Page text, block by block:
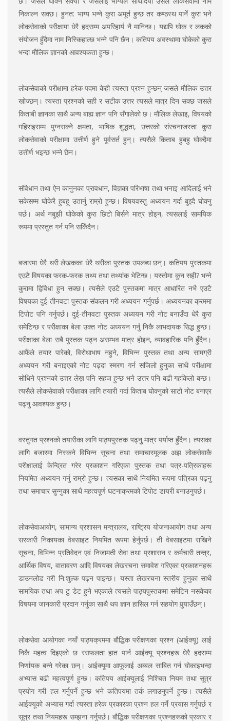
निकाल्न सक्छ। हुनत: भाग्य भन्ने कुरा अमूर्त हुन्छ तर कण्ठस्थ पार्ने कुरा भने
लोकसेवाको परीक्षामा धेरै हदसम्म अपरिहार्य नै मानिन्छ। यद्यपि घोक र लकको
संयोजन हुँदैमा नाम निस्किहाल्छ भन्ने पनि छैन। कतिपय अवस्थामा घोकेको कुरा
भन्दा मौलिक ज्ञानको आवश्यकता हुन्छ।
लोकसेवाको परीक्षामा हरेक पदमा केही त्यस्ता प्रश्न हुन्छन् जसले मौलिक उत्तर
खोज्छन्। त्यस्ता प्रश्नको सही र सटीक उत्तर त्यसले मात्र दिन सक्छ जसले
किताबी ज्ञानका साथै अन्य बाह्य ज्ञान पनि सँगालेको छ। मौलिक लेखाइ, विषयको
गहिराइसम्म पुग्नसक्ने क्षमता, भाषिक शुद्धता, उत्तरको संरचनाजस्ता कुरा
लोकसेवाको परीक्षामा उत्तीर्ण हुने पूर्वसर्त हुन्। त्यसैले किताब हुबहु घोक्दैमा
उत्तीर्ण भइन्छ भन्ने छैन।
संविधान तथा ऐन कानुनका प्रावधान, विज्ञका परिभाषा तथा भनाइ आदिलाई भने
सकेसम्म घोकेरै हुबहू उतार्नु राम्रो हुन्छ। विषयवस्तु अध्ययन गर्दा बुझ्दै घोक्नु
पर्छ। अर्थ नबुझी घोकेको कुरा छिटो बिर्सने मात्र होइन, त्यसलाई सामयिक
रूपमा प्रस्तुत गर्न पनि सकिँदैन।
बजारमा धेरै थरी लेखकका धेरै थरीका पुस्तक उपलब्ध छन्। कतिपय पुस्तकमा
एउटै विषयका फरक-फरक तथ्य तथा तथ्यांक भेटिन्छ। यस्तोमा कुन सही? भन्ने
कुरामा द्विविधा हुन सक्छ। त्यसैले एउटै पुस्तकमा मात्र आधारित नभै एउटै
विषयका दुई-तीनवटा पुस्तक संकलन गरी अध्ययन गर्नुपर्छ। अध्ययनका क्रममा
टिपोट पनि गर्नुपर्छ। दुई-तीनवटा पुस्तक अध्ययन गरी नोट बनाउँदा धेरै कुरा
समेटिन्छ र परीक्षाका बेला उक्त नोट अध्ययन गर्नु निकै लाभदायक सिद्ध हुन्छ।
परीक्षाका बेला सबै पुस्तक पढ्न असम्भव मात्र होइन, व्यावहारिक पनि हुँदैन।
आफैंले तयार पारेको, विरोधाभाष नहुने, विभिन्न पुस्तक तथा अन्य सामग्री
अध्ययन गरी बनाइएको नोट पढ्दा स्मरण गर्न सजिलो हुनुका साथै परीक्षामा
सोधिने प्रश्नको उत्तर लेख्न पनि सहज हुन्छ भने उत्तर पनि बढी गहकिलो बन्छ।
त्यसैले लोकसेवाको परीक्षाका लागि तयारी गर्दा किताब घोक्नुको साटो नोट बनाएर
पढ्नु आवश्यक हुन्छ।
वस्तुगत प्रश्नको तयारीका लागि पाठ्यपुस्तक पढ्नुु मात्र पर्याप्त हुँदैन। त्यसका
लागि बजारमा निस्कने विभिन्न सूचना तथा समाचारमूलक अझ लोकसेवाकै
परीक्षालाई केन्दि्रत गरेर प्रकाशन गरिएका पुस्तक तथा पत्र-पत्रिकाहरू
नियमित अध्ययन गर्नु राम्रो हुन्छ। त्यसका साथै नियमित रूपमा पत्रिका पढ्नु
तथा समाचार सुन्नुका साथै महत्वपूर्ण घटनाक्रमको टिपोट डायरी बनाउनुपर्छ।
लोकसेवाआयोग, सामान्य प्रशासन मन्त्रालय, राष्ट्रिय योजनाआयोग तथा अन्य
सरकारी निकायका वेबसाइट नियमित रूपमा हेर्नुपर्छ। ती वेबसाइटमा राखिने
सूचना, विभिन्न प्रतिवेदन एवं निजामती सेवा तथा प्रशासन र कर्मचारी तन्त्र,
आर्थिक विषय, वातावरण आदि विषयका लेखरचना समावेश गरिएका प्रकाशनहरू
डाउनलोड गरी नि:शुल्क पढ्न पाइन्छ। यस्ता लेखरचना स्तरीय हुनुका साथै
सामयिक तथा अप टु डेट हुने भएकाले त्यसले पाठ्यपुस्तकमा समेटिन नसकेका
विषयमा जानकारी प्रदान गर्नुका साथै थप ज्ञान हासिल गर्न सहयोग पुर्‍याउँछन्।
लोकसेवा आयोगका नयाँ पाठ्यक्रममा बौद्धिक परीक्षणका प्रश्न (आईक्यू) लाई
निकै महत्व दिइएको छ रसफलता हात पार्न आईक्यू प्रश्नहरू धेरै हदसम्म
निर्णायक बन्ने गरेका छन्। आईक्यूमा आफूलाई अब्बल साबित गर्न घोकाइभन्दा
अभ्यास बढी महत्वपूर्ण हुन्छ। कतिपय आईक्यूलाई निश्चित नियम तथा सूत्र
प्रयोग गरी हल गर्नुपर्ने हुन्छ भने कतिपयमा तर्क लगाउनुपर्ने हुन्छ। त्यसैले
आईक्यूको अभ्यास गर्दा त्यस्ता हरेक प्रकारका प्रश्न हल गर्ने प्रयास गर्नुपर्छ र
सूत्र तथा नियमहरू सम्झना गर्नुपर्छ। बौद्धिक परीक्षणका प्रश्नहरूको प्रकार र